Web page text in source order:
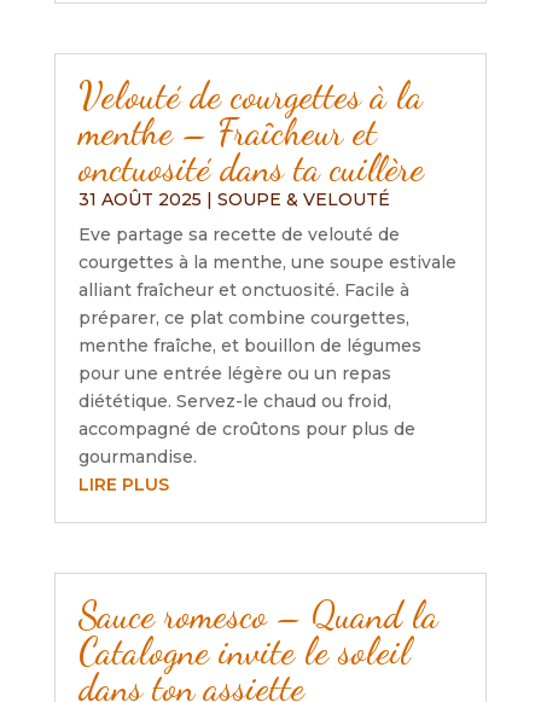
Velouté de courgettes à la
menthe – Fraîcheur et
onctuosité dans ta cuillère
31 AOÛT 2025 | SOUPE & VELOUTÉ
Eve partage sa recette de velouté de
courgettes à la menthe, une soupe estivale
alliant fraîcheur et onctuosité. Facile à
préparer, ce plat combine courgettes,
menthe fraîche, et bouillon de légumes
pour une entrée légère ou un repas
diététique. Servez-le chaud ou froid,
accompagné de croûtons pour plus de
gourmandise.
LIRE PLUS
Sauce romesco – Quand la
Catalogne invite le soleil
dans ton assiette